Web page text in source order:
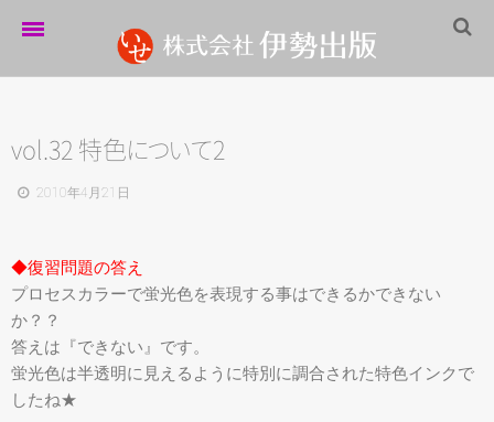
伊勢出版だより
営業案内
企業情報
採用情報
パートナーシップ
お問い合わせ
vol.32 特色について2
2010年4月21日
◆復習問題の答え
プロセスカラーで蛍光色を表現する事はできるかできない
か？？
答えは『できない』です。
蛍光色は半透明に見えるように特別に調合された特色インクで
したね★